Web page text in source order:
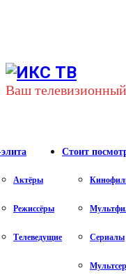
Ваш
Актёры
Режиссёры
Телеведущие
Стоит
Сериалы